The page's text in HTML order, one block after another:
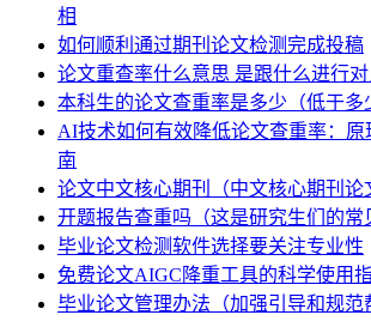
相
如何顺利通过期刊论文检测完成投稿
论文重查率什么意思 是跟什么进行对
本科生的论文查重率是多少（低于多
AI技术如何有效降低论文查重率：原
南
论文中文核心期刊（中文核心期刊论
开题报告查重吗（这是研究生们的常
毕业论文检测软件选择要关注专业性
免费论文AIGC降重工具的科学使用
毕业论文管理办法（加强引导和规范